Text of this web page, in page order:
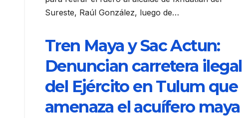
Sureste, Raúl González, luego de…
Tren Maya y Sac Actun:
Denuncian carretera ilegal
del Ejército en Tulum que
amenaza el acuífero maya